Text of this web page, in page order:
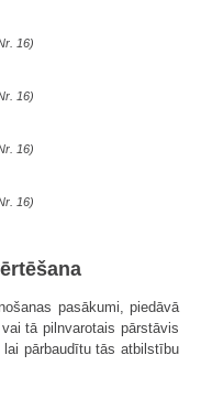
16)
16)
16)
16)
pasākumi, piedāvā
tā pilnvarotais pārstāvis
pārbaudītu tās atbilstību